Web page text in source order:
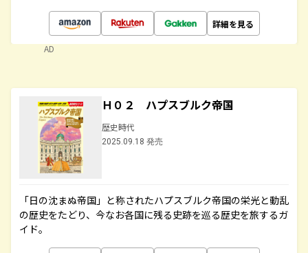
詳細を見る
AD
Ｈ０２ ハプスブルク帝国
歴史時代
2025.09.18 発売
「日の沈まぬ帝国」と称されたハプスブルク帝国の栄光と動乱
の歴史をたどり、今なお各国に残る史跡を巡る歴史を旅するガ
イド。